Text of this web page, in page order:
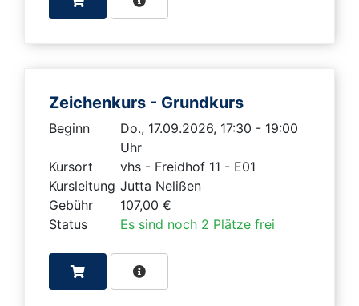
Zeichenkurs - Grundkurs
Beginn
Do., 17.09.2026, 17:30 - 19:00
Uhr
Kursort
vhs - Freidhof 11 - E01
Kursleitung Jutta Nelißen
Gebühr
107,00 €
Status
Es sind noch 2 Plätze frei